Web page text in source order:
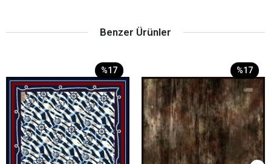
Benzer Ürünler
%17 %17